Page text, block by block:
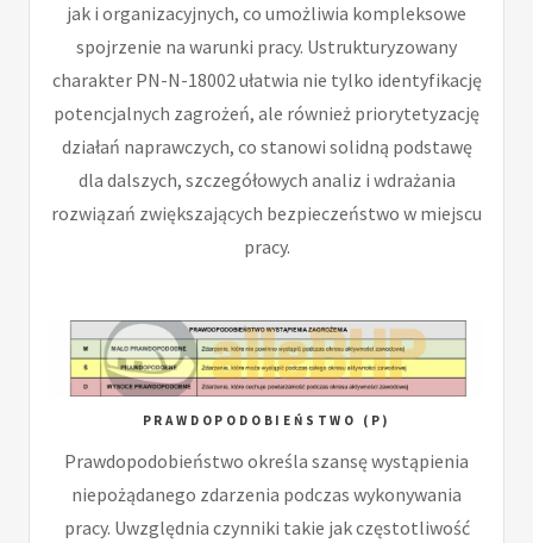
jak i organizacyjnych, co umożliwia kompleksowe
spojrzenie na warunki pracy. Ustrukturyzowany
charakter PN-N-18002 ułatwia nie tylko identyfikację
potencjalnych zagrożeń, ale również priorytetyzację
działań naprawczych, co stanowi solidną podstawę
dla dalszych, szczegółowych analiz i wdrażania
rozwiązań zwiększających bezpieczeństwo w miejscu
pracy.
PRAWDOPODOBIEŃSTWO (P)
Prawdopodobieństwo określa szansę wystąpienia
niepożądanego zdarzenia podczas wykonywania
pracy. Uwzględnia czynniki takie jak częstotliwość